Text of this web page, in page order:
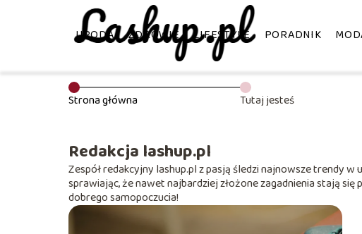
URODA ZDROWIE LIFESTYLE PORADNIK
Strona główna Tutaj jesteś
Redakcja lashup.pl
Zespół redakcyjny lashup.pl z pasją śledzi najnowsze trendy
sprawiając, że nawet najbardziej złożone zagadnienia stają
dobrego samopoczucia!